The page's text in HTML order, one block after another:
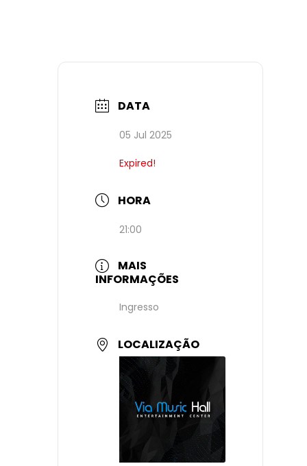
DATA
05 Jul 2025
Expired!
HORA
21:00
MAIS
INFORMAÇÕES
Ingresso
LOCALIZAÇÃO